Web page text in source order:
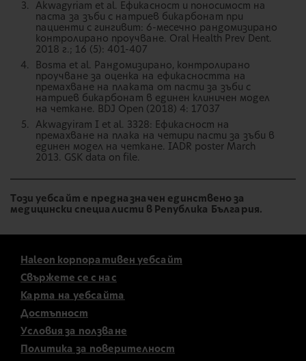
Akwagyriam et al. Ефикасност и поносимост на
паста за зъби с натриев бикарбонат при
пациенти с гингивит: 6-месечно рандомизирано
контролирано проучване. Oral Health Prev Dent.
2018 г.; 16 (5): 401-407
Bosma et al. Рандомизирано, контролирано
проучване за оценка на ефикасността на
премахване на плаката от пасти за зъби с
натриев бикарбонат в единен клиничен модел
на четкане. BDJ Open (2018) 4: 17037
Akwagyiram I et al. 3328: Ефикасност на
премахване на плака на четири пасти за зъби в
единен модел на четкане. IADR poster March
2013. GSK data on file.
Този уебсайт е предназначен единствено за
медицински специалисти в Република България.
Haleon корпоративен уебсайт
Свържете се с нас
Карта на уебсайта
Достъпност
Условия за ползване
Политика за поверителност